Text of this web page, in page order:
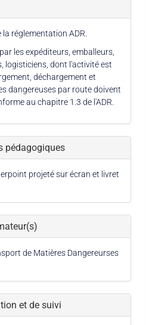
réglementation ADR.
les expéditeurs, emballeurs,
logisticiens, dont l'activité est
déchargement et
dangereuses par route doivent
au chapitre 1.3 de l'ADR.
pédagogiques
projeté sur écran et livret
de Matières Dangereurses
et de suivi